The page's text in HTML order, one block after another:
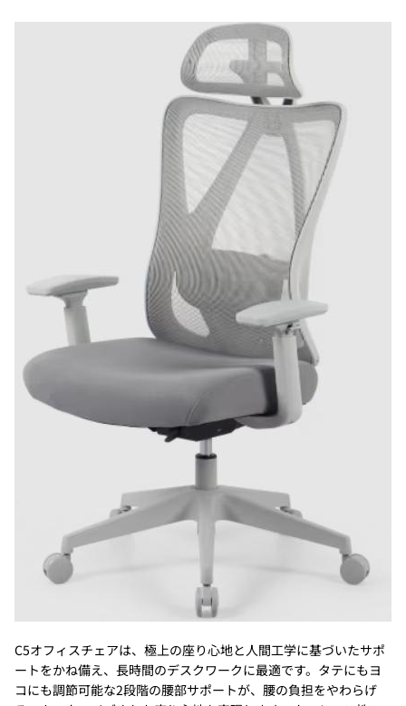
C5オフィスチェアは、極上の座り心地と人間工学に基づいたサポ
ートをかね備え、長時間のデスクワークに最適です。タテにもヨ
コにも調節可能な2段階の腰部サポートが、腰の負担をやわらげ